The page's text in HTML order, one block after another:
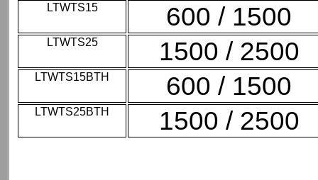
LTWTS15 600 / 1500
LTWTS25 1500 / 2500
LTWTS15BTH 600 / 1500
LTWTS25BTH 1500 / 2500